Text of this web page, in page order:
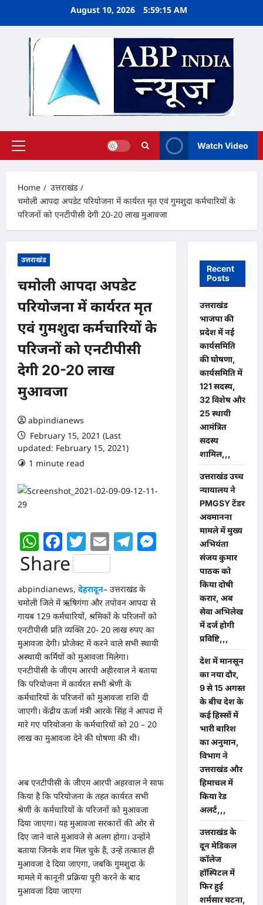
August 10, 2026 5:59:16 AM
Primary
Watch Video
Home
उत्तराखंड
चमोली आपदा अपडेट परियोजना में कार्यरत मृत एवं गुमशुदा कर्मचारियों के
परिजनों को एनटीपीसी देगी 20-20 लाख मुआवजा
उत्तराखंड
चमोली आपदा अपडेट
परियोजना में कार्यरत मृत
एवं गुमशुदा कर्मचारियों के
परिजनों को एनटीपीसी
देगी 20-20 लाख
मुआवजा
abpindianews
February 15, 2021 (Last
updated: February 15, 2021)
1 minute read
WhatsApp
Facebook
Twitter
EmailTelegram
Messenger
Share
abpindianews, देहरादून– उत्तराखंड के
चमोली जिले में ऋषिगंगा और तपोवन आपदा से
गायब 129 कर्मचारियों, श्रमिकों के परिजनों को
एनटीपीसी प्रति व्यक्ति 20- 20 लाख रुपए का
मुआवजा देगी। प्रोजेक्ट में करने वाले सभी स्थायी
अस्थायी कर्मियों को मुआवजा मिलेगा।
एनटीपीसी के जीएम आरपी अहीरवाल ने बताया
कि परियोजना में कार्यरत सभी श्रेणी के
कर्मचारियों के परिजनों को मुआवजा राशि दी
जाएगी। केंद्रीय ऊर्जा मंत्री आरके सिंह ने आपदा में
मारे गए परियोजना के कर्मचारियों को 20 – 20
लाख का मुआवजा देने की घोषणा की थी।
अब एनटीपीसी के जीएम आरपी अहरवाल ने साफ
किया है कि परियोजना के तहत कार्यरत सभी
श्रेणी के कर्मचारियों के परिजनों को मुआवजा
दिया जाएगा। यह मुआवजा सरकारों की ओर से
दिए जाने वाले मुआवजे से अलग होगा। उन्होंने
बताया जिनके शव मिल चुके हैं, उन्हें तत्काल ही
मुआवजा दे दिया जाएगा, जबकि गुमशुदा के
मामले में कानूनी प्रक्रिया पूरी करने के बाद
मुआवजा दिया जाएगा
Recent
Posts
उत्तराखंड
भाजपा की
प्रदेश में नई
कार्यसमिति
की घोषणा,
कार्यसमिति में
121 सदस्य,
32 विशेष और
25 स्थायी
आमंत्रित
सदस्य
शामिल,,,
उत्तराखंड उच्च
न्यायालय ने
PMGSY टेंडर
अवमानना
मामले में मुख्य
अभियंता
संजय कुमार
पाठक को
किया दोषी
करार, अब
सेवा अभिलेख
में दर्ज होगी
प्रविष्टि,,,
देश में मानसून
का नया दौर,
9 से 15 अगस्त
के बीच देश के
कई हिस्सों में
भारी बारिश
का अनुमान,
विभाग ने
उत्तराखंड और
हिमाचल में
किया रेड
अलर्ट,,,
उत्तराखंड के
दून मेडिकल
कॉलेज
हॉस्पिटल में
फिर हुई
शर्मसार घटना,